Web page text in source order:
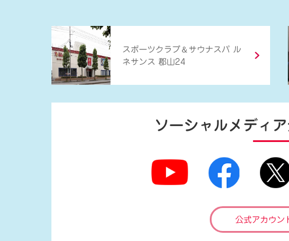
スポーツクラブ ＆ サウナスパ ル
ネサンス 郡山24
ソーシャルメディア
公式アカウン